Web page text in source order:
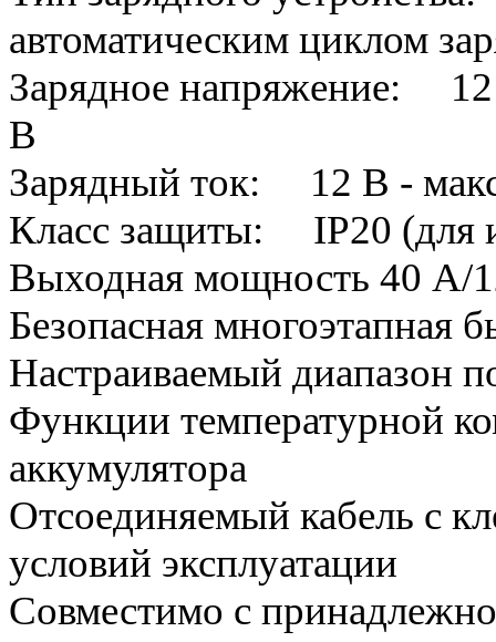
автоматическим циклом
Зарядное напряжение:
В
Зарядный ток: 12 В -
Класс защиты: IP20 (для
Выходная мощность 40 A/
Безопасная многоэтапная
Настраиваемый диапазон
Функции температурной
аккумулятора
Отсоединяемый кабель с
условий эксплуатации
Совместимо с